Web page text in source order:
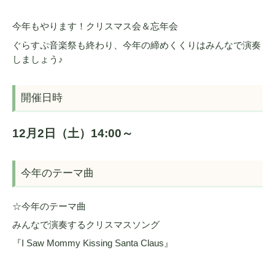
今年もやります！クリスマス会＆忘年会
ぐらすぷ音楽祭も終わり、今年の締めくくりはみんなで演奏
しましょう♪
開催日時
12月2日（土）14:00～
今年のテーマ曲
☆今年のテーマ曲
みんなで演奏するクリスマスソング
『I Saw Mommy Kissing Santa Claus』